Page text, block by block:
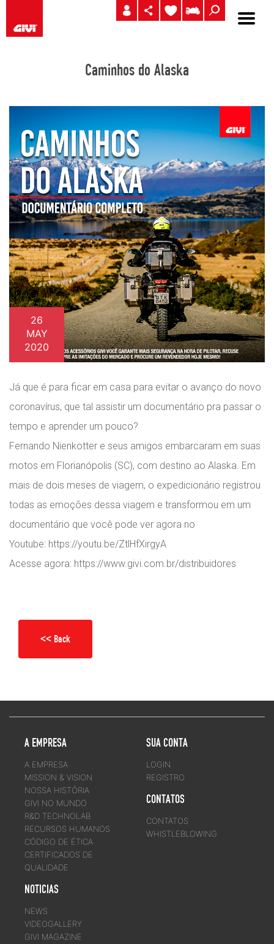
Caminhos do Alaska
26
MAY
2020
Já que é para ficar em casa para evitar o avanço do novo
coronavírus, que tal assistir um documentário pra passar o
tempo e aprender um pouco?
Fernando Nienkotter e seus amigos embarcaram em suas
motos em Florianópolis (SC), com destino ao Alaska. Em
mais de dois meses de viagem, o expedicionário registrou
todas as emoções dessa viagem e transformou em um
documentário que você pode ver agora no
Youtube: https://youtu.be/ZtlHfXirgyA
Acesse agora: https://www.givi.com.br/distribuidores
<< Back
A EMPRESA
A EMPRESA
MISSION & VISION
NOSSA HISTÓRIA
GIVI NO MUNDO
R&D TECHNOLAB
RECURSOS HUMANOS
CÓDIGO DE ÉTICA
CERTIFICADOS DE
QUALIDADE
NOTICIAS
NEWS
VIDEOGALLERY
GIVI MAGAZINE
SUA CONTA
LOGIN
REGISTRO
CONTATOS
CONTATOS
WHISTLEBLOWING